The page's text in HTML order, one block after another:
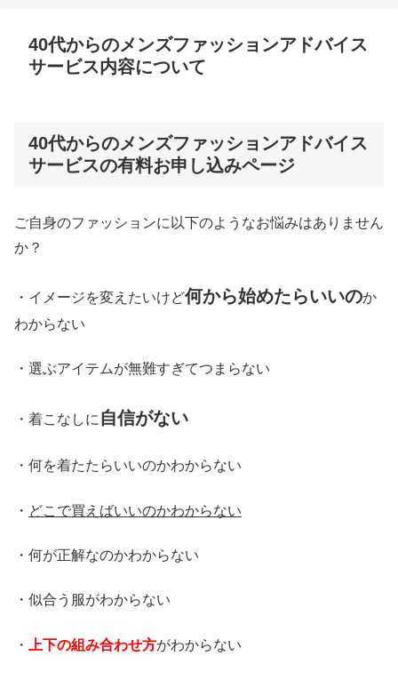
40代からのメンズファッションアドバイス
サービス内容について
40代からのメンズファッションアドバイス
サービスの有料お申し込みページ
ご自身のファッションに以下のようなお悩みはありません
か？
・イメージを変えたいけど何から始めたらいいのか
わからない
・選ぶアイテムが無難すぎてつまらない
・着こなしに 自信がない
・何を着たたらいいのかわからない
・ どこで買えばいいのかわからない
・何が正解なのかわからない
・似合う服がわからない
・ 上下の組み合わせ方がわからない